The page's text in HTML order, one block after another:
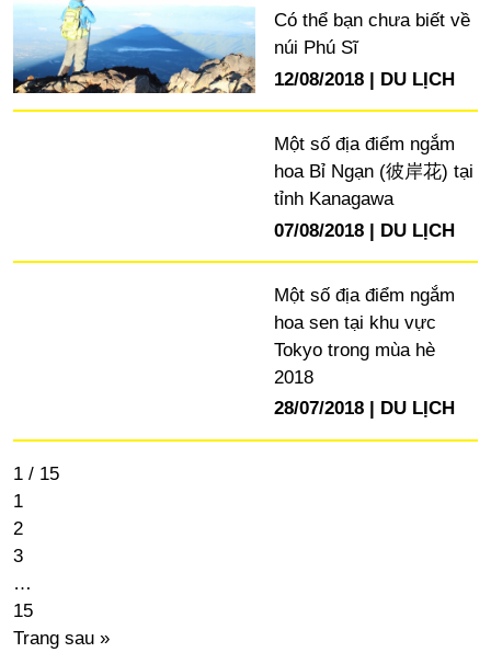
Có thể bạn chưa biết về
núi Phú Sĩ
12/08/2018
DU LỊCH
Một số địa điểm ngắm
hoa Bỉ Ngạn (彼岸花) tại
tỉnh Kanagawa
07/08/2018
DU LỊCH
Một số địa điểm ngắm
hoa sen tại khu vực
Tokyo trong mùa hè
2018
28/07/2018
DU LỊCH
1 / 15
1
2
3
…
15
Trang sau »